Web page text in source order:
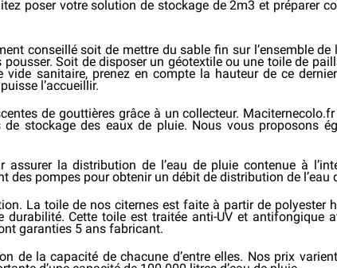
poser votre solution de stockage de 2m3 et préparer
conseillé soit de mettre du sable fin sur l’ensemble
Soit de disposer un géotextile ou une toile de
sanitaire, prenez en compte la hauteur de ce
l’accueillir.
de gouttières grâce à un collecteur.
stockage des eaux de pluie. Nous vous proposons
la distribution de l’eau de pluie contenue à
pompes pour obtenir un débit de distribution de
La toile de nos citernes est faite à partir de polyester
Cette toile est traitée anti-UV et antifongique
garanties 5 ans fabricant.
de la capacité de chacune d’entre elles. Nos prix